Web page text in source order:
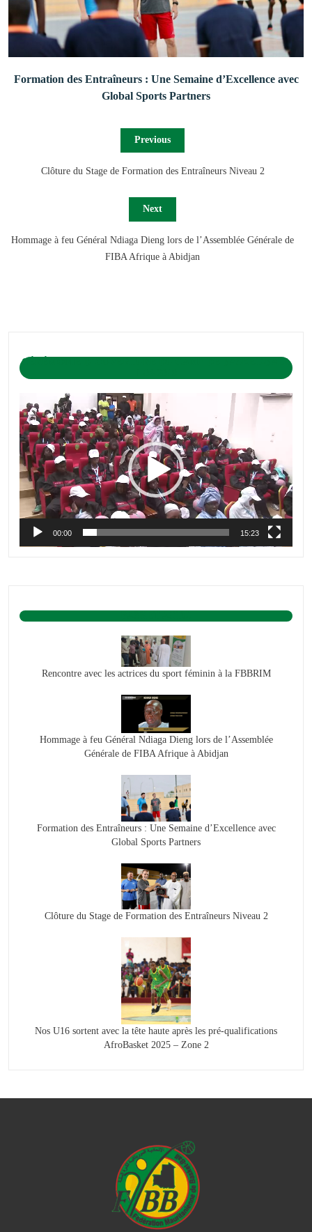
Formation des Entraîneurs : Une Semaine d’Excellence avec
Global Sports Partners
Previous
Clôture du Stage de Formation des Entraîneurs Niveau 2
Next
Hommage à feu Général Ndiaga Dieng lors de l’Assemblée Générale de
FIBA Afrique à Abidjan
CÉRÉMONIE D’OUVERTURE DU CAMP DE BASKET-BALL
Lecteur
vidéo
00:00 15:23
Rencontre avec les actrices du sport féminin à la FBBRIM
Hommage à feu Général Ndiaga Dieng lors de l’Assemblée
Générale de FIBA Afrique à Abidjan
Formation des Entraîneurs : Une Semaine d’Excellence avec
Global Sports Partners
Clôture du Stage de Formation des Entraîneurs Niveau 2
Nos U16 sortent avec la tête haute après les pré-qualifications
AfroBasket 2025 – Zone 2